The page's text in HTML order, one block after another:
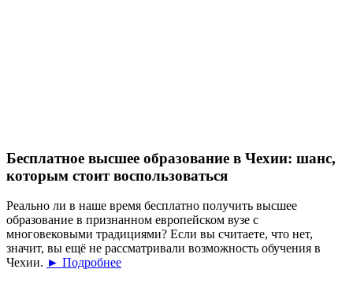
Бесплатное высшее образование в Чехии: шанс,
которым стоит воспользоваться
Реально ли в наше время бесплатно получить высшее
образование в признанном европейском вузе с
многовековыми традициями? Если вы считаете, что нет,
значит, вы ещё не рассматривали возможность обучения в
Чехии. ► Подробнее